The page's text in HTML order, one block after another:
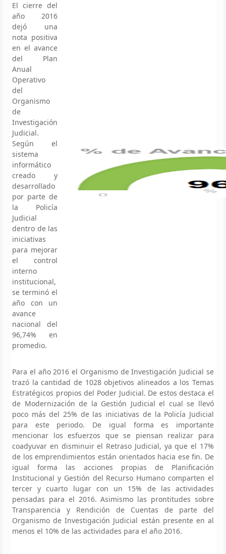
El cierre del
año 2016
dejó una
nota positiva
en el avance
del Plan
Anual
Operativo
del
Organismo
de
Investigación
Judicial.
Según el
sistema
informático
creado y
desarrollado
por parte de
la Policía
Judicial
dentro de las
iniciativas
para mejorar
el control
interno
institucional,
se terminó el
año con un
avance
nacional del
96,74% en
promedio.
Para el año 2016 el Organismo de Investigación Judicial se
trazó la cantidad de 1028 objetivos alineados a los Temas
Estratégicos propios del Poder Judicial. De estos destaca el
de Modernización de la Gestión Judicial el cual se llevó
poco más del 25% de las iniciativas de la Policía Judicial
para este periodo. De igual forma es importante
mencionar los esfuerzos que se piensan realizar para
coadyuvar en disminuir el Retraso Judicial, ya que el 17%
de los emprendimientos están orientados hacia ese fin. De
igual forma las acciones propias de Planificación
Institucional y Gestión del Recurso Humano comparten el
tercer y cuarto lugar con un 15% de las actividades
pensadas para el 2016. Asimismo las prontitudes sobre
Transparencia y Rendición de Cuentas de parte del
Organismo de Investigación Judicial están presente en al
menos el 10% de las actividades para el año 2016.